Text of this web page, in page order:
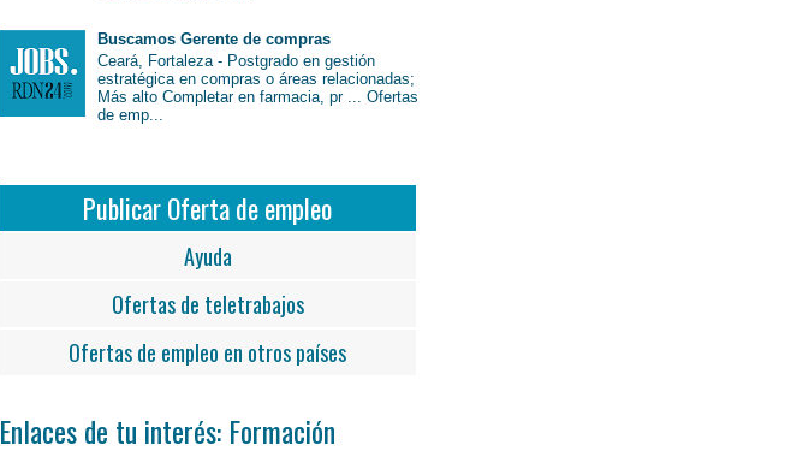
Buscamos Gerente de compras
Ceará, Fortaleza - Postgrado en gestión
estratégica en compras o áreas relacionadas;
Más alto Completar en farmacia, pr ... Ofertas
de emp...
Publicar Oferta de empleo
Ayuda
Ofertas de teletrabajos
Ofertas de empleo en otros países
Enlaces de tu interés: Formación